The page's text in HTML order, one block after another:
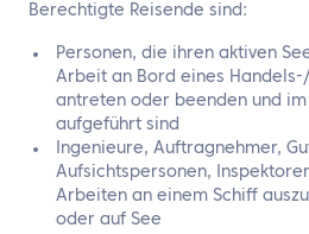
Berechtigte Reisende sind:
Personen, die ihren aktiven
Arbeit an Bord eines
antreten oder beenden und
aufgeführt sind
Ingenieure, Auftragnehmer,
Aufsichtspersonen,
Arbeiten an einem Schiff
oder auf See